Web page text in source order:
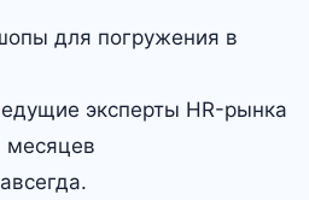
для погружения в
эксперты HR-рынка
месяцев